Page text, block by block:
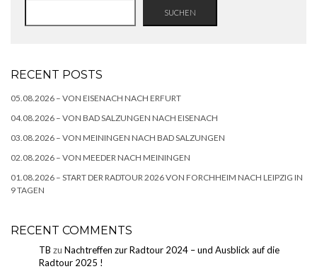
SUCHEN
RECENT POSTS
05.08.2026 – VON EISENACH NACH ERFURT
04.08.2026 – VON BAD SALZUNGEN NACH EISENACH
03.08.2026 – VON MEININGEN NACH BAD SALZUNGEN
02.08.2026 – VON MEEDER NACH MEININGEN
01.08.2026 – START DER RADTOUR 2026 VON FORCHHEIM NACH LEIPZIG IN
9 TAGEN
RECENT COMMENTS
TB zu Nachtreffen zur Radtour 2024 – und Ausblick auf die
Radtour 2025 !